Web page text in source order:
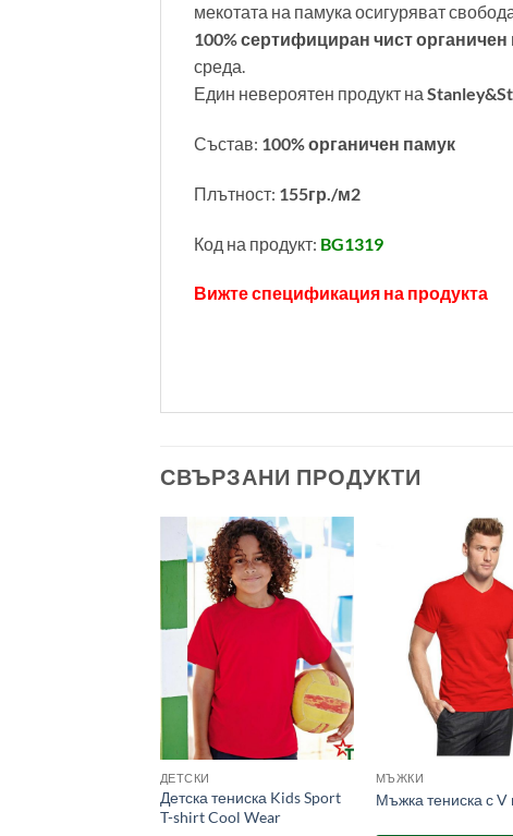
мекотата на памука осигуряват
100% сертифициран чист органичен
среда.
Един невероятен продукт на
Състав: 100% органичен памук
Плътност: 155гр./м2
Код на продукт: BG1319
Вижте спецификация на продукта
СВЪРЗАНИ ПРОДУКТИ
ДЕТСКИ
Детска тениска Kids Sport
T-shirt Cool Wear
МЪЖКИ
Мъжка тениска с V